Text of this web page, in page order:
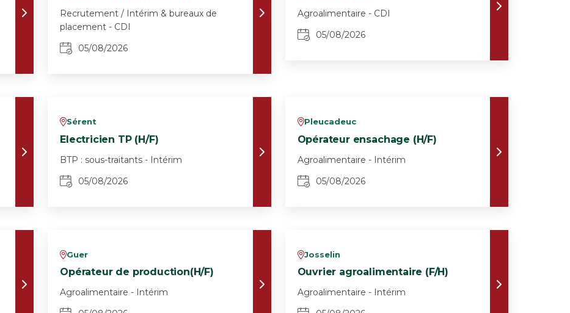
Recrutement / Intérim & bureaux de
placement - CDI
05/08/2026
Agroalimentaire - CDI
05/08/2026
vSérent
Electricien TP (H/F)
BTP : sous-traitants - Intérim
05/08/2026
vPleucadeuc
Opérateur ensachage (H/F)
Agroalimentaire - Intérim
05/08/2026
vGuer
Opérateur de production(H/F)
Agroalimentaire - Intérim
vJosselin
Ouvrier agroalimentaire (F/H)
Agroalimentaire - Intérim